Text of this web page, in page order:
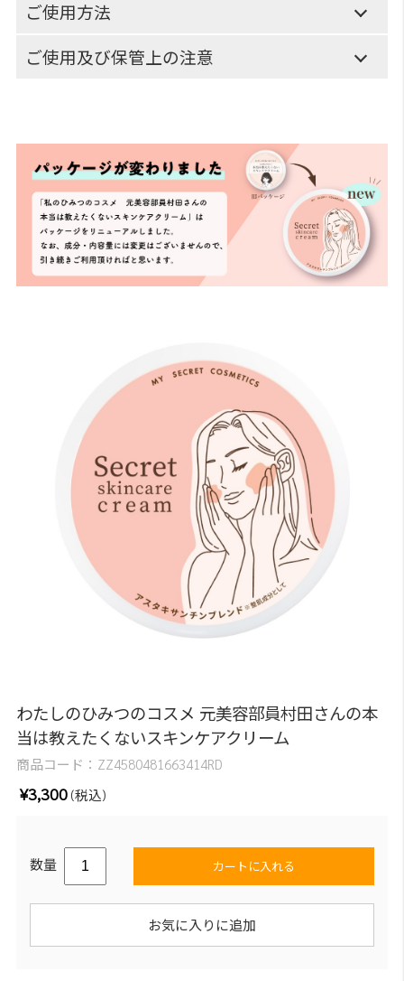
ご使用方法
ご使用及び保管上の注意
わたしのひみつのコスメ 元美容部員村田さんの本
当は教えたくないスキンケアクリーム
商品コード： ZZ4580481663414RD
¥3,300 (税込)
数量 カートに入れる
お気に入りに追加